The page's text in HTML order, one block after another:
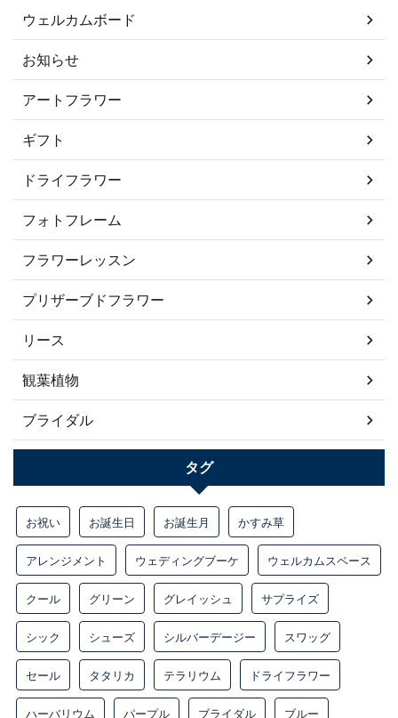
ウェルカムボード
お知らせ
アートフラワー
ギフト
ドライフラワー
フォトフレーム
フラワーレッスン
プリザーブドフラワー
リース
観葉植物
ブライダル
タグ
お祝い お誕生日 お誕生月 かすみ草
アレンジメント ウェディングブーケ ウェルカムスペース
クール グリーン グレイッシュ サプライズ
シック シューズ シルバーデージー スワッグ
セール タタリカ テラリウム ドライフラワー
ハーバリウム パープル ブライダル ブルー